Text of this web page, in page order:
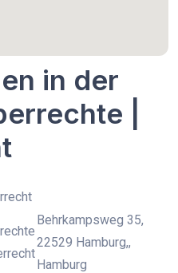
in der
|
Behrkampsweg 35,
22529 Hamburg,,
Hamburg